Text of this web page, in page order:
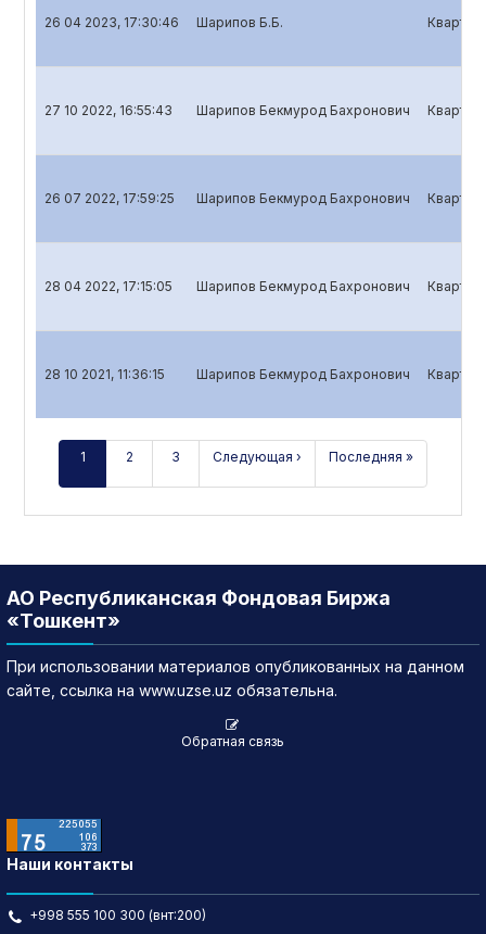
26 04 2023, 17:30:46 Шарипов Б.Б.
27 10 2022, 16:55:43 Шарипов Бекмурод Бахронович
26 07 2022, 17:59:25 Шарипов Бекмурод Бахронович
28 04 2022, 17:15:05 Шарипов Бекмурод Бахронович
28 10 2021, 11:36:15 Шарипов Бекмурод Бахронович
1 2 3 Следующая › Последняя »
АО Республиканская Фондовая Биржа
«Тошкент»
При использовании материалов опубликованных на данном
сайте, ссылка на www.uzse.uz обязательна.
Обратная связь
Наши контакты
+998 555 100 300 (внт:200)